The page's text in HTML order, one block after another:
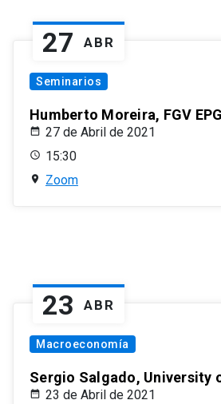
27 ABR
Seminarios
Humberto Moreira, FGV
27 de Abril de 2021
15:30
Zoom
23 ABR
Macroeconomía
Sergio Salgado, University
23 de Abril de 2021